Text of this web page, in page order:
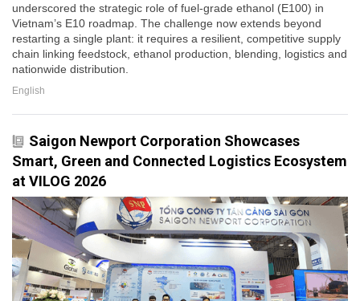
underscored the strategic role of fuel-grade ethanol (E100) in
Vietnam’s E10 roadmap. The challenge now extends beyond
restarting a single plant: it requires a resilient, competitive supply
chain linking feedstock, ethanol production, blending, logistics and
nationwide distribution.
English
Saigon Newport Corporation Showcases
Smart, Green and Connected Logistics Ecosystem
at VILOG 2026